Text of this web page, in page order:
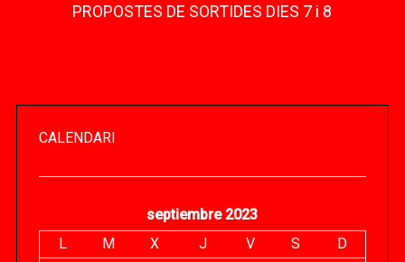
PROPOSTES DE SORTIDES DIES 7 i 8
CALENDARI
septiembre 2023
L
M X J V S D